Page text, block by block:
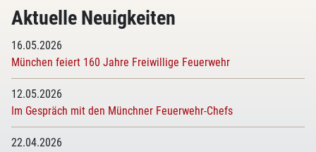
Aktuelle Neuigkeiten
16.05.2026
München feiert 160 Jahre Freiwillige Feuerwehr
12.05.2026
Im Gespräch mit den Münchner Feuerwehr-Chefs
22.04.2026